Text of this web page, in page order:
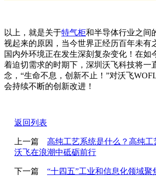
以上，就是关于特气柜和半导体行业之间
视起来的原因，当今世界正经历百年未有
国内外环境正在发生深刻复杂变化！在如
着迫切需求的时期下，深圳沃飞科技将一
念，“生命不息，创新不止！”对沃飞
会持续不断的创新改进！
返回列表
上一篇 高纯工艺系统是什么？高纯
沃飞在浪潮中砥砺前行
下一篇 “十四五”工业和信息化领域聚